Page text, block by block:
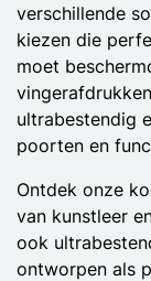
verschillende
kiezen die
moet
ultrabestendig
poorten en
Ontdek onze
van kunstleer
ook
ontworpen als